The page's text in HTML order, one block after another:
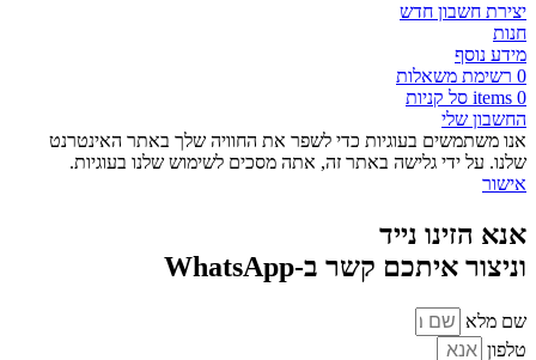
יצירת חשבון חדש
חנות
מידע נוסף
0 רשימת משאלות
0
items סל קניות
החשבון שלי
אנו משתמשים בעוגיות כדי לשפר את החוויה שלך באתר האינטרנט
שלנו. על ידי גלישה באתר זה, אתה מסכים לשימוש שלנו בעוגיות.
אישור
אנא הזינו נייד
וניצור איתכם קשר ב-WhatsApp
שם מלא
טלפון